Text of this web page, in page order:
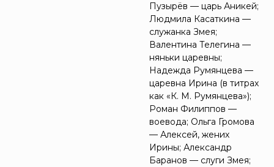
Пузырёв — царь Аникей;
Людмила Касаткина —
служанка Змея;
Валентина Телегина —
няньки царевны;
Надежда Румянцева —
царевна Ирина (в титрах
как «К. М. Румянцева»);
Роман Филиппов —
воевода; Ольга Громова
— Алексей, жених
Ирины; Александр
Баранов — слуги Змея;